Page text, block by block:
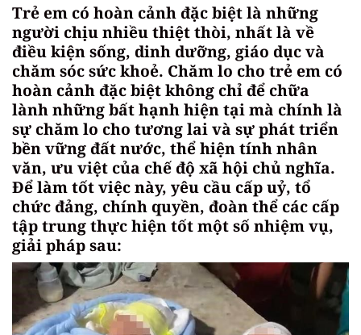
Trẻ em có hoàn cảnh đặc biệt là những
người chịu nhiều thiệt thòi, nhất là về
điều kiện sống, dinh dưỡng, giáo dục và
chăm sóc sức khoẻ. Chăm lo cho trẻ em có
hoàn cảnh đặc biệt không chỉ để chữa
lành những bất hạnh hiện tại mà chính là
sự chăm lo cho tương lai và sự phát triển
bền vững đất nước, thể hiện tính nhân
văn, ưu việt của chế độ xã hội chủ nghĩa.
Để làm tốt việc này, yêu cầu cấp uỷ, tổ
chức đảng, chính quyền, đoàn thể các cấp
tập trung thực hiện tốt một số nhiệm vụ,
giải pháp sau: